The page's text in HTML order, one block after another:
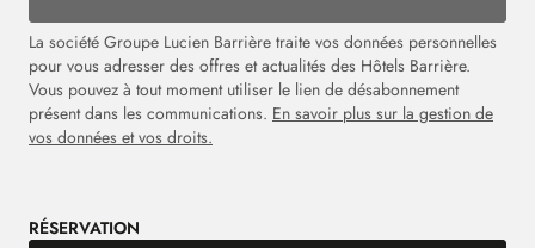
La société Groupe Lucien Barrière traite vos données personnelles
pour vous adresser des offres et actualités des Hôtels Barrière.
Vous pouvez à tout moment utiliser le lien de désabonnement
présent dans les communications. En savoir plus sur la gestion de
vos données et vos droits.
RÉSERVATION